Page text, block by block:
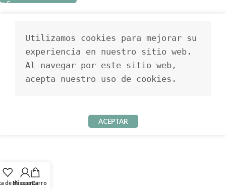
de deseos
Mi cuentaCarro
Utilizamos cookies para mejorar su
experiencia en nuestro sitio web.
Al navegar por este sitio web,
acepta nuestro uso de cookies.
ACEPTAR